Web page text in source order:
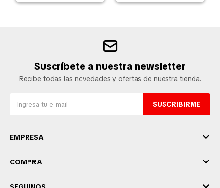
Suscríbete a nuestra newsletter
Recibe todas las novedades y ofertas de nuestra tienda.
SUSCRIBIRME
EMPRESA
COMPRA